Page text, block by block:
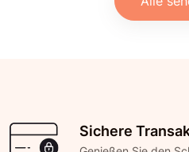
Sichere